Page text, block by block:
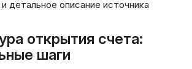
детальное описание источника
открытия счета:
шаги